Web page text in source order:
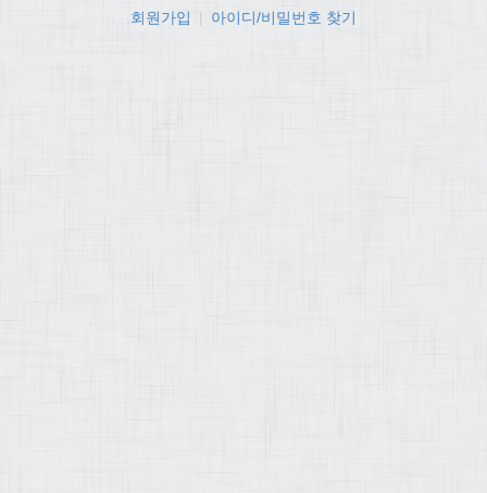
회원가입 아이디/비밀번호 찾기